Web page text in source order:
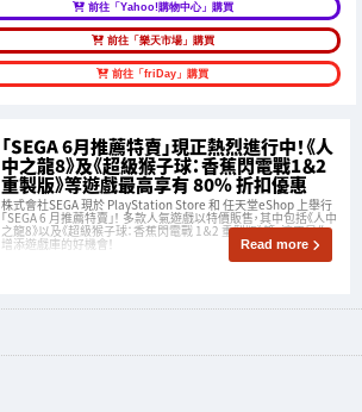
前往「Yahoo!購物中心」購買
前往「樂天市場」購買
前往「friDay」購買
「SEGA 6月推薦特賣」現正熱烈進行中！《人
中之龍8》及《超級猴子球：香蕉閃電戰1＆2
重製版》等遊戲最高享有 80% 折扣優惠
株式會社SEGA 現於 PlayStation Store 和 任天堂eShop 上舉行
「SEGA 6 月推薦特賣」！ 多款人氣遊戲以特價販售，其中包括《人中
之龍8》以及《超級猴子球：香蕉閃電戰 1＆2 重製版》等。這正是你
增添遊戲庫的好機會！ Read more